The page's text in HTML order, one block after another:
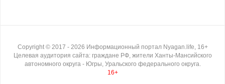
Copyright © 2017 - 2026 Информационный портал Nyagan.life, 16+
Целевая аудитория сайта: граждане РФ, жители Ханты-Мансийского
автономного округа - Югры, Уральского федерального округа.
16+